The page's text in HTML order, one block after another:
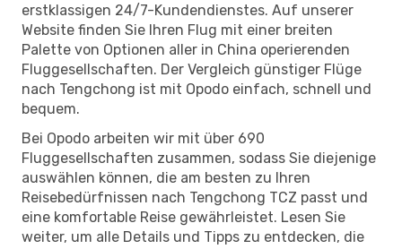
erstklassigen 24/7-Kundendienstes. Auf unserer
Website finden Sie Ihren Flug mit einer breiten
Palette von Optionen aller in China operierenden
Fluggesellschaften. Der Vergleich günstiger Flüge
nach Tengchong ist mit Opodo einfach, schnell und
bequem.
Bei Opodo arbeiten wir mit über 690
Fluggesellschaften zusammen, sodass Sie diejenige
auswählen können, die am besten zu Ihren
Reisebedürfnissen nach Tengchong TCZ passt und
eine komfortable Reise gewährleistet. Lesen Sie
weiter, um alle Details und Tipps zu entdecken, die